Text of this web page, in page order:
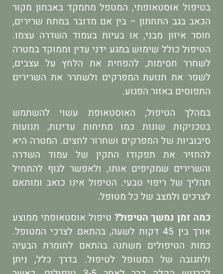
בטיפול אוסטאופתי, המטפל מתמקד באבחון מקור
הכאב בגב התחתון – בין אם מדובר במתח שרירים,
חוסר איזון מבני, או בעיות בעמוד השדרה עצמו.
הטיפול כולל שימוש במגע ידני עדין וממוקד במטרה
לשחרר חסימות, להפחית את הלחץ על עצבים,
לשפר את תנועת המפרקים ולשחרר את השרירים
התפוסים באזור הפגוע.
במהלך הטיפול, האוסטאופת עשוי להשתמש
בטכניקות שונות כמו מתיחות עדינות, תנועות
סיבוביות של המפרקים ושחרור לחצים. המטרה היא
להחזיר את תפקודו התקין של עמוד השדרה
והשרירים שמקיפים אותו, ולאפשר לגוף להתחיל
תהליך של ריפוי טבעי. הטיפול אינו כואב ומותאם
לצרכים ולמצב של כל מטופל.
כמה זמן נמשך הטיפול? טיפול אוסטאופתי ממוצע
אורך בין 45 דקות לשעה, בהתאם לצרכי המטופל.
כמות הטיפולים משתנה בהתאם לחומרת הבעיה
ולתגובה של המטופל לטיפול. בדרך כלל, ניתן